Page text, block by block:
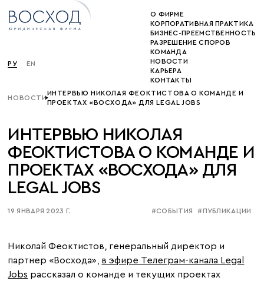
РУ EN
О ФИРМЕ
КОРПОРАТИВНАЯ ПРАКТИКА
БИЗНЕС-ПРЕЕМСТВЕННОСТЬ
РАЗРЕШЕНИЕ СПОРОВ
КОМАНДА
НОВОСТИ
КАРЬЕРА
КОНТАКТЫ
НОВОСТИ
ИНТЕРВЬЮ НИКОЛАЯ ФЕОКТИСТОВА О КОМАНДЕ И
ПРОЕКТАХ «ВОСХОДА» ДЛЯ LEGAL JOBS
ИНТЕРВЬЮ НИКОЛАЯ
ФЕОКТИСТОВА О КОМАНДЕ И
ПРОЕКТАХ «ВОСХОДА» ДЛЯ
LEGAL JOBS
19 ЯНВАРЯ 2023 Г. #СОБЫТИЯ #ПУБЛИКАЦИИ
Николай Феоктистов, генеральный директор и
партнер «Восхода», в эфире Телеграм-канала Legal
Jobs рассказал о команде и текущих проектах